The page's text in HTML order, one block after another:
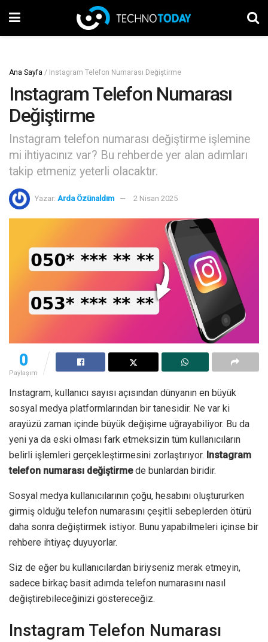
Ana Sayfa / Instagram Telefon Numarası Değiştirme
Instagram Telefon Numarası
Değiştirme
Instagram telefon numarası değiştirme işlemine
mi ihtiyacınız var? Bu rehberde yer alan adımları
takip etmeniz yeterli olacaktır.
Yazar: Arda Özünaldım 2 Nisan 2025
0
Paylaşım
Instagram, kullanıcı sayısı açısından dünyanın en büyük
sosyal medya platformlarından bir tanesidir. Ne var ki
arayüzü zaman içinde büyük değişime uğrayabiliyor. Bu da
yeni ya da eski olması fark etmeksizin tüm kullanıcıların
belirli işlemleri gerçekleştirmesini zorlaştırıyor. Instagram
telefon numarası değiştirmede bunlardan biridir.
Sosyal medya kullanıcılarının çoğu, hesabını oluştururken
girmiş olduğu telefon numarasını çeşitli sebeplerden ötürü
daha sonra değiştirmek istiyor. Bunu yapabilmeleri içinse bir
rehbere ihtiyaç duyuyorlar.
Siz de eğer bu kullanıcılardan biriyseniz merak etmeyin,
sadece birkaç basit adımda telefon numarasını nasıl
değiştirebileceğinizi göstereceğiz.
Instagram Telefon Numarası